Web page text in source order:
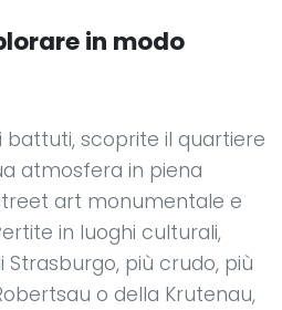
in modo
battuti, scoprite il quartiere
atmosfera in piena
art monumentale e
in luoghi culturali,
più crudo, più
o della Krutenau,